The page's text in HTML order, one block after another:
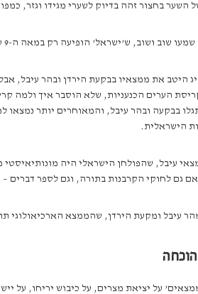
השער בחצור זהה בדיוק לשערי מגידו וגזר,
ה-9 עם הקמת ממלכת ישראל בשומרון, בניגוד מוחלט לא רק ל’סיפור המקראי’, אלא גם לממצאי חצור וגזר, ולמצבת ‘מֶרְנֶפְּתַח’.
היטב את ממצאיו בבקעת הירדן ובהר עיבל,
הערים הכנעניות, שלא הוסבר איך ולמה
בבקעה ובהר עיבל, והמאוחרים יותר
הישראלית.
עיבל, שהפולחן הישראלי היה
גם לחוקי הקרבנות בתורה, וגם לספר דברים
עיבל ומקעת הירדן, שהממצא הארכיאולוגי
על יציאת מצרים, על כיבוש יריחו, על